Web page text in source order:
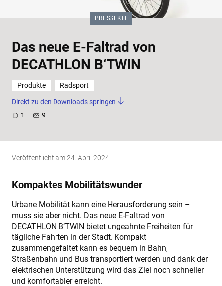
Das neue E-Faltrad von
DECATHLON B‘TWIN
KATEGORIE:
PRESSEKIT
Produkte Radsport
Direkt zu den Downloads springen
1
9
Veröffentlicht am24. April 2024
Kompaktes Mobilitätswunder
Urbane Mobilität kann eine Herausforderung sein –
muss sie aber nicht. Das neue E-Faltrad von
DECATHLON B’TWIN bietet ungeahnte Freiheiten für
tägliche Fahrten in der Stadt. Kompakt
zusammengefaltet kann es bequem in Bahn,
Straßenbahn und Bus transportiert werden und dank der
elektrischen Unterstützung wird das Ziel noch schneller
und komfortabler erreicht.